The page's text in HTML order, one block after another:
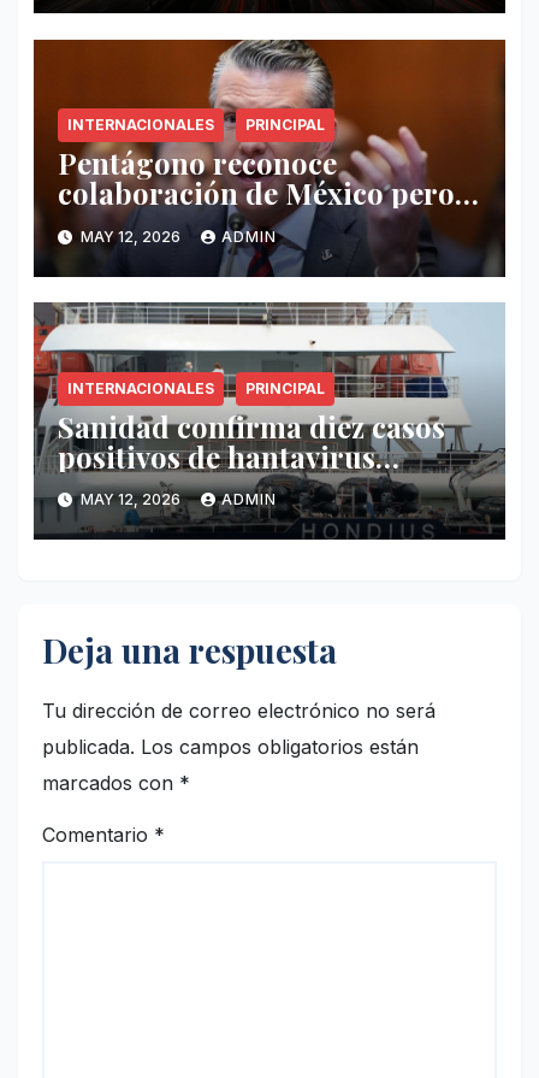
INTERNACIONALES PRINCIPAL
Pentágono reconoce
colaboración de México pero
exige mayor operatividad
antidrogas
MAY 12, 2026 ADMIN
INTERNACIONALES PRINCIPAL
Sanidad confirma diez casos
positivos de hantavirus
vinculados al crucero MV
Hondius
MAY 12, 2026 ADMIN
Deja una respuesta
Tu dirección de correo electrónico no será
publicada. Los campos obligatorios están
marcados con *
Comentario *